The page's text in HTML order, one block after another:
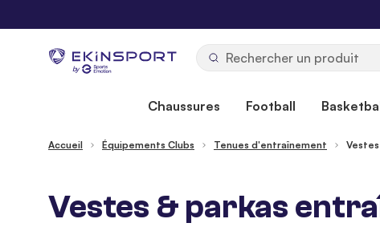
by
Chaussures Football
Accueil Équipements Clubs Tenues d'entraînement
Vestes & parkas